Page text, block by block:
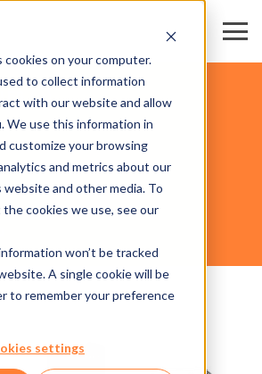
on your computer.
to collect information
with our website and allow
We use this information in
customize your browsing
and metrics about our
and other media. To
cookies we use, see our
won’t be tracked
A single cookie will be
to remember your preference
settings